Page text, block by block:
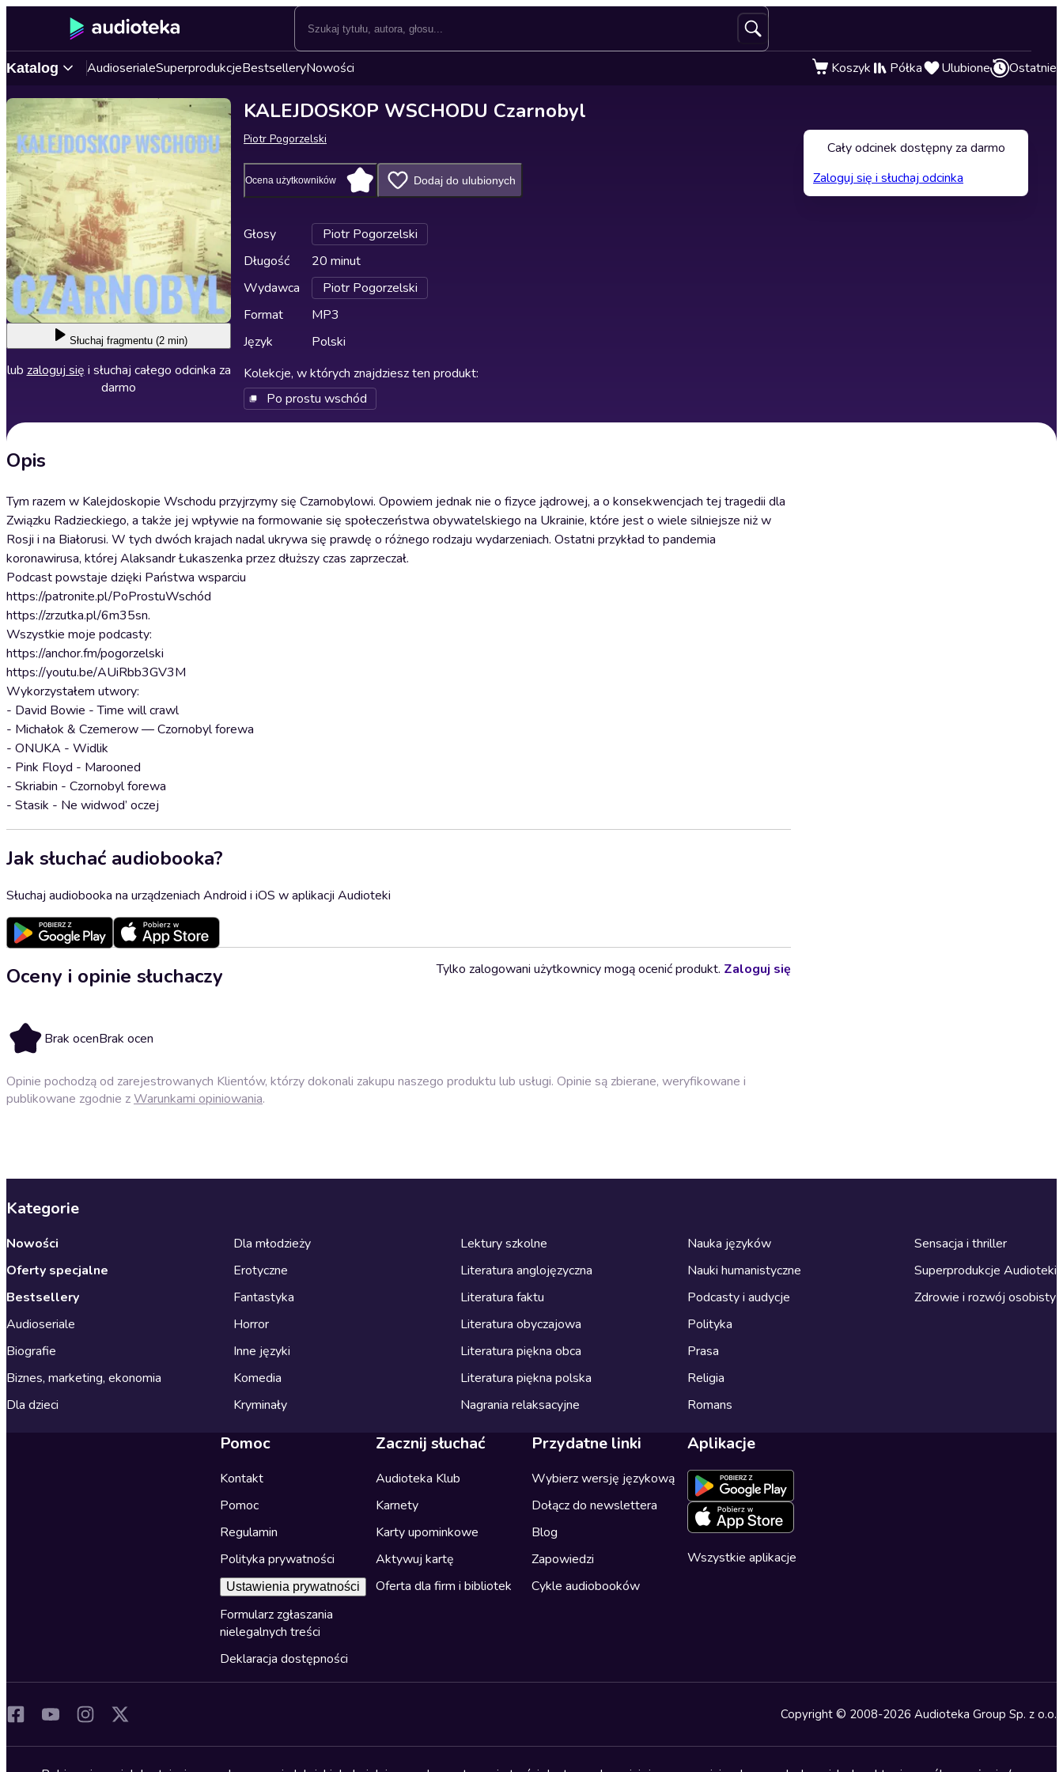
Katalog AudioserialeSuperprodukcjeBestselleryNowości Koszyk Półka Ulubione Ostatnie
Słuchaj fragmentu (2 min)
lub zaloguj się i słuchaj całego odcinka za
darmo
KALEJDOSKOP WSCHODU Czarnobyl
Piotr Pogorzelski
Ocena użytkowników Dodaj do ulubionych
Głosy
Piotr Pogorzelski
Długość
20 minut
Wydawca
Piotr Pogorzelski
Format
MP3
Język
Polski
Kolekcje, w których znajdziesz ten produkt:
Po prostu wschód
Opis
Tym razem w Kalejdoskopie Wschodu przyjrzymy się Czarnobylowi. Opowiem jednak nie o fizyce jądrowej, a o konsekwencjach tej tragedii dla
Związku Radzieckiego, a także jej wpływie na formowanie się społeczeństwa obywatelskiego na Ukrainie, które jest o wiele silniejsze niż w
Rosji i na Białorusi. W tych dwóch krajach nadal ukrywa się prawdę o różnego rodzaju wydarzeniach. Ostatni przykład to pandemia
koronawirusa, której Alaksandr Łukaszenka przez dłuższy czas zaprzeczał.
Podcast powstaje dzięki Państwa wsparciu
https://patronite.pl/PoProstuWschód
https://zrzutka.pl/6m35sn.
Wszystkie moje podcasty:
https://anchor.fm/pogorzelski
https://youtu.be/AUiRbb3GV3M
Wykorzystałem utwory:
- David Bowie - Time will crawl
- Michałok & Czemerow — Czornobyl forewa
- ONUKA - Widlik
- Pink Floyd - Marooned
- Skriabin - Czornobyl forewa
- Stasik - Ne widwod’ oczej
Jak słuchać audiobooka?
Słuchaj audiobooka na urządzeniach Android i iOS w aplikacji Audioteki
Oceny i opinie słuchaczy
Brak ocenBrak ocen
Tylko zalogowani użytkownicy mogą ocenić produkt. Zaloguj się
Opinie pochodzą od zarejestrowanych Klientów, którzy dokonali zakupu naszego produktu lub usługi. Opinie są zbierane, weryfikowane i
publikowane zgodnie zWarunkami opiniowania.
Cały odcinek dostępny za darmo
Zaloguj się i słuchaj odcinka
Kategorie
Nowości
Oferty specjalne
Bestsellery
Audioseriale
Biografie
Biznes, marketing, ekonomia
Dla dzieci
Dla młodzieży
Erotyczne
Fantastyka
Horror
Inne języki
Komedia
Kryminały
Lektury szkolne
Literatura anglojęzyczna
Literatura faktu
Literatura obyczajowa
Literatura piękna obca
Literatura piękna polska
Nagrania relaksacyjne
Nauka języków
Nauki humanistyczne
Podcasty i audycje
Polityka
Prasa
Religia
Romans
Sensacja i thriller
Superprodukcje Audioteki
Zdrowie i rozwój osobisty
Pomoc
Kontakt
Pomoc
Regulamin
Polityka prywatności
Ustawienia prywatności
Formularz zgłaszania
nielegalnych treści
Deklaracja dostępności
Zacznij słuchać
Audioteka Klub
Karnety
Karty upominkowe
Aktywuj kartę
Oferta dla firm i bibliotek
Przydatne linki
Wybierz wersję językową
Dołącz do newslettera
Blog
Zapowiedzi
Cykle audiobooków
Aplikacje
Wszystkie aplikacje
Copyright © 2008-2026 Audioteka Group Sp. z o.o.